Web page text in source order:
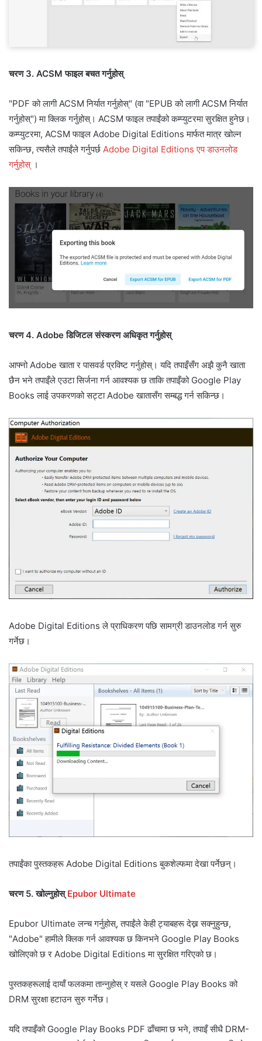
चरण 3. ACSM फाइल बचत गर्नुहोस्
"PDF को लागी ACSM निर्यात गर्नुहोस्" (वा "EPUB को लागी ACSM निर्यात
गर्नुहोस्") मा क्लिक गर्नुहोस्। ACSM फाइल तपाईंको कम्प्युटरमा सुरक्षित हुनेछ।
कम्प्युटरमा, ACSM फाइल Adobe Digital Editions मार्फत मात्र खोल्न
सकिन्छ, त्यसैले तपाईंले गर्नुपर्छ Adobe Digital Editions एप डाउनलोड
गर्नुहोस्।
चरण 4. Adobe डिजिटल संस्करण अधिकृत गर्नुहोस्
आफ्नो Adobe खाता र पासवर्ड प्रविष्ट गर्नुहोस्। यदि तपाइँसँग अझै कुनै खाता
छैन भने तपाइँले एउटा सिर्जना गर्न आवश्यक छ ताकि तपाइँको Google Play
Books लाई उपकरणको सट्टा Adobe खातासँग सम्बद्ध गर्न सकिन्छ।
Adobe Digital Editions ले प्राधिकरण पछि सामग्री डाउनलोड गर्न सुरु
गर्नेछ।
तपाईंका पुस्तकहरू Adobe Digital Editions बुकशेल्फमा देखा पर्नेछन्।
चरण 5. खोल्नुहोस् Epubor Ultimate
Epubor Ultimate लन्च गर्नुहोस्, तपाईंले केही ट्याबहरू देख्न सक्नुहुन्छ,
"Adobe" हामीले क्लिक गर्न आवश्यक छ किनभने Google Play Books
खोलिएको छ र Adobe Digital Editions मा सुरक्षित गरिएको छ।
पुस्तकहरूलाई दायाँ फलकमा तान्नुहोस् र यसले Google Play Books को
DRM सुरक्षा हटाउन सुरु गर्नेछ।
यदि तपाइँको Google Play Books PDF ढाँचामा छ भने, तपाइँ सीधै DRM-